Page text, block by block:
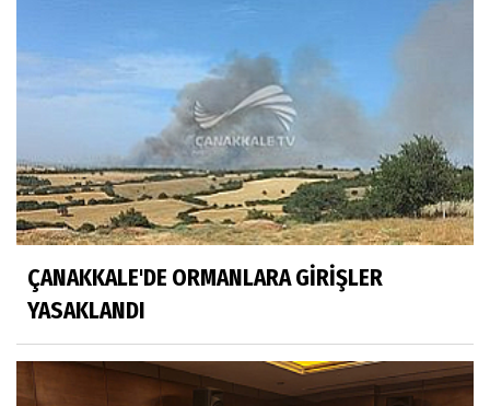
ÇANAKKALE'DE ORMANLARA GİRİŞLER
YASAKLANDI